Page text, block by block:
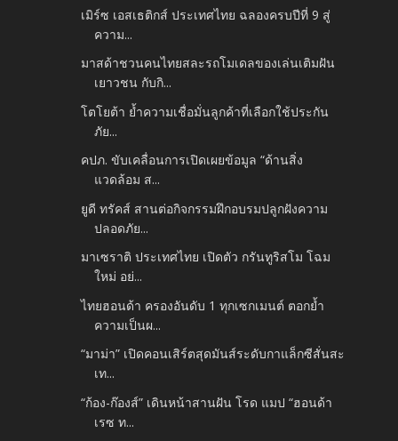
เมิร์ซ เอสเธติกส์ ประเทศไทย ฉลองครบปีที่ 9 สู่
ความ...
มาสด้าชวนคนไทยสละรถโมเดลของเล่นเติมฝัน
เยาวชน กับกิ...
โตโยต้า ย้ำความเชื่อมั่นลูกค้าที่เลือกใช้ประกัน
ภัย...
คปภ. ขับเคลื่อนการเปิดเผยข้อมูล “ด้านสิ่ง
แวดล้อม ส...
ยูดี ทรัคส์ สานต่อกิจกรรมฝึกอบรมปลูกฝังความ
ปลอดภัย...
มาเซราติ ประเทศไทย เปิดตัว กรันทูริสโม โฉม
ใหม่ อย่...
ไทยฮอนด้า ครองอันดับ 1 ทุกเซกเมนต์ ตอกย้ำ
ความเป็นผ...
“มาม่า” เปิดคอนเสิร์ตสุดมันส์ระดับกาแล็กซีสั่นสะ
เท...
“ก้อง-ก๊องส์” เดินหน้าสานฝัน โรด แมป “ฮอนด้า
เรซ ท...